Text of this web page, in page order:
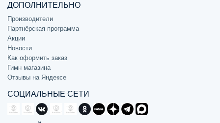
ДОПОЛНИТЕЛЬНО
Производители
Партнёрская программа
Акции
Новости
Как оформить заказ
Гимн магазина
Отзывы на Яндексе
СОЦИАЛЬНЫЕ СЕТИ